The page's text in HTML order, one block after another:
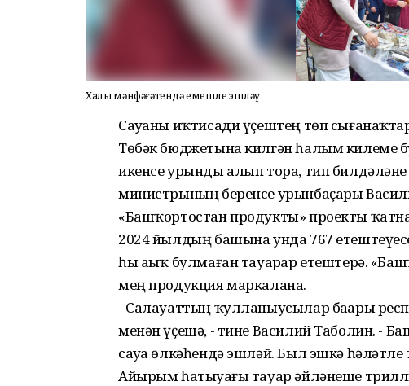
Халыҡ мәнфәғәтендә емешле эшләү
Сауҙаны иҡтисади үҫештең төп
Төбәк бюджетына килгән һалым килеме
икенсе урынды алып тора, тип
министрының беренсе урынбаҫары
«Башҡортостан продукты» проекты
2024 йылдың башына унда 767 етештеүесе
һы аҙыҡ булмаған тауарҙар етештерә.
мең продукция маркалана.
- Салауаттың ҡулланыусылар баҙары
менән үҫешә, - тине Василий Таболин. -
сауҙа өлкәһендә эшләй. Был эшкә
Айырым һатыуҙағы тауар әйләнеше